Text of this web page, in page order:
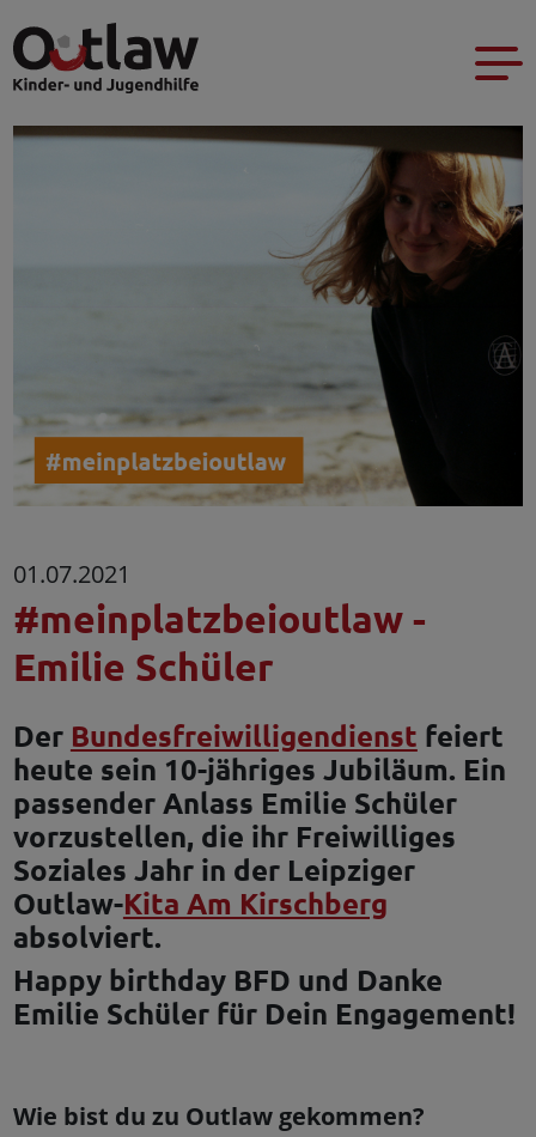
01.07.2021
#meinplatzbeioutlaw -
Emilie Schüler
Der Bundesfreiwilligendienst feiert
heute sein 10-jähriges Jubiläum. Ein
passender Anlass Emilie Schüler
vorzustellen, die ihr Freiwilliges
Soziales Jahr in der Leipziger
Outlaw-Kita Am Kirschberg
absolviert.
Happy birthday BFD und Danke
Emilie Schüler für Dein Engagement!
Wie bist du zu Outlaw gekommen?